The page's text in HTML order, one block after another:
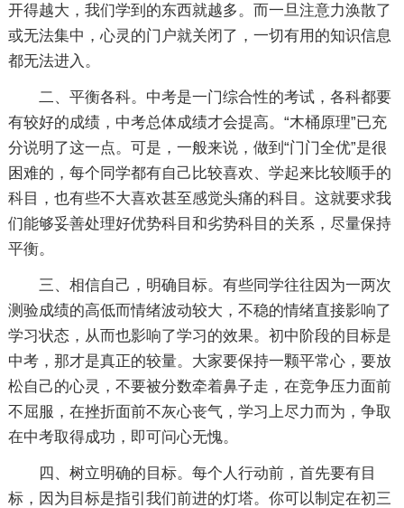
开得越大，我们学到的东西就越多。而一旦注意力涣散了
或无法集中，心灵的门户就关闭了，一切有用的知识信息
都无法进入。
二、平衡各科。中考是一门综合性的考试，各科都要
有较好的成绩，中考总体成绩才会提高。“木桶原理”已充
分说明了这一点。可是，一般来说，做到“门门全优”是很
困难的，每个同学都有自己比较喜欢、学起来比较顺手的
科目，也有些不大喜欢甚至感觉头痛的科目。这就要求我
们能够妥善处理好优势科目和劣势科目的关系，尽量保持
平衡。
三、相信自己，明确目标。有些同学往往因为一两次
测验成绩的高低而情绪波动较大，不稳的情绪直接影响了
学习状态，从而也影响了学习的效果。初中阶段的目标是
中考，那才是真正的较量。大家要保持一颗平常心，要放
松自己的心灵，不要被分数牵着鼻子走，在竞争压力面前
不屈服，在挫折面前不灰心丧气，学习上尽力而为，争取
在中考取得成功，即可问心无愧。
四、树立明确的目标。每个人行动前，首先要有目
标，因为目标是指引我们前进的灯塔。你可以制定在初三